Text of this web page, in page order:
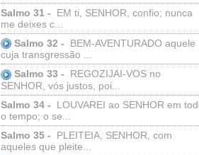
Salmo 31 -
EM ti, SENHOR, confio; nunca
me deixes c...
Salmo 32 -
BEM-AVENTURADO aquele
cuja transgressão ...
Salmo 33 -
REGOZIJAI-VOS no
SENHOR, vós justos, poi...
Salmo 34 -
LOUVAREI ao SENHOR em
o tempo; o se...
Salmo 35 -
PLEITEIA, SENHOR, com
aqueles que pleite...